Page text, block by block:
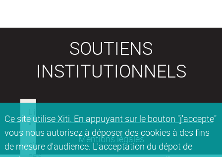
Ce site utilise Xiti. En appuyant sur le bouton "j'accepte"
vous nous autorisez à déposer des cookies à des fins
de mesure d'audience. L'acceptation du dépot de
SOUTIENS
INSTITUTIONNELS
Mentions légales